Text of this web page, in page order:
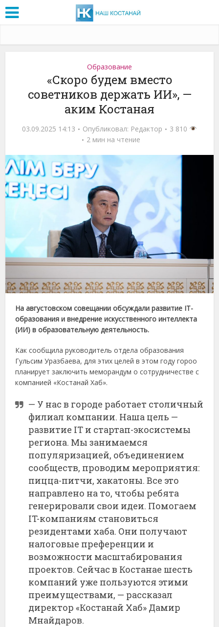
Образование
«Скоро будем вместо
советников держать ИИ», —
аким Костаная
03.09.2025 14:13 Опубликовал: Редактор
3 810
2 мин на чтение
На августовском совещании обсуждали развитие IT-
образования и внедрение искусственного интеллекта
(ИИ) в образовательную деятельность.
Как сообщила руководитель отдела образования
Гульсим Уразбаева, для этих целей в этом году гороо
планирует заключить меморандум о сотрудничестве с
компанией «Костанай Хаб».
— У нас в городе работает столичный
филиал компании. Наша цель —
развитие IT и стартап-экосистемы
региона. Мы занимаемся
популяризацией, объединением
сообществ, проводим мероприятия:
пицца-питчи, хакатоны. Все это
направлено на то, чтобы ребята
генерировали свои идеи. Помогаем
IT-компаниям становиться
резидентами хаба. Они получают
налоговые преференции и
возможности масштабирования
проектов. Сейчас в Костанае шесть
компаний уже пользуются этими
преимуществами, — рассказал
директор «Костанай Хаб» Дамир
Мнайдаров.